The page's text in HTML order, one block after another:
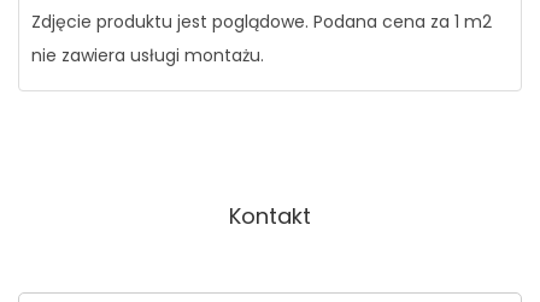
Zdjęcie produktu jest poglądowe. Podana cena za 1 m2
nie zawiera usługi montażu.
Kontakt